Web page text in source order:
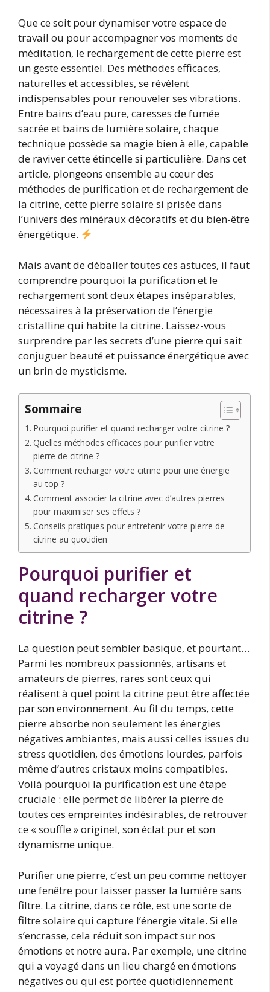
Que ce soit pour dynamiser votre espace de
travail ou pour accompagner vos moments de
méditation, le rechargement de cette pierre est
un geste essentiel. Des méthodes efficaces,
naturelles et accessibles, se révèlent
indispensables pour renouveler ses vibrations.
Entre bains d’eau pure, caresses de fumée
sacrée et bains de lumière solaire, chaque
technique possède sa magie bien à elle, capable
de raviver cette étincelle si particulière. Dans cet
article, plongeons ensemble au cœur des
méthodes de purification et de rechargement de
la citrine, cette pierre solaire si prisée dans
l’univers des minéraux décoratifs et du bien-être
énergétique.
Mais avant de déballer toutes ces astuces, il faut
comprendre pourquoi la purification et le
rechargement sont deux étapes inséparables,
nécessaires à la préservation de l’énergie
cristalline qui habite la citrine. Laissez-vous
surprendre par les secrets d’une pierre qui sait
conjuguer beauté et puissance énergétique avec
un brin de mysticisme.
Sommaire
Pourquoi purifier et quand recharger votre citrine ?
Quelles méthodes efficaces pour purifier votre
pierre de citrine ?
Comment recharger votre citrine pour une énergie
au top ?
Comment associer la citrine avec d’autres pierres
pour maximiser ses effets ?
Conseils pratiques pour entretenir votre pierre de
citrine au quotidien
Pourquoi purifier et
quand recharger votre
citrine ?
La question peut sembler basique, et pourtant…
Parmi les nombreux passionnés, artisans et
amateurs de pierres, rares sont ceux qui
réalisent à quel point la citrine peut être affectée
par son environnement. Au fil du temps, cette
pierre absorbe non seulement les énergies
négatives ambiantes, mais aussi celles issues du
stress quotidien, des émotions lourdes, parfois
même d’autres cristaux moins compatibles.
Voilà pourquoi la purification est une étape
cruciale : elle permet de libérer la pierre de
toutes ces empreintes indésirables, de retrouver
ce « souffle » originel, son éclat pur et son
dynamisme unique.
Purifier une pierre, c’est un peu comme nettoyer
une fenêtre pour laisser passer la lumière sans
filtre. La citrine, dans ce rôle, est une sorte de
filtre solaire qui capture l’énergie vitale. Si elle
s’encrasse, cela réduit son impact sur nos
émotions et notre aura. Par exemple, une citrine
qui a voyagé dans un lieu chargé en émotions
négatives ou qui est portée quotidiennement